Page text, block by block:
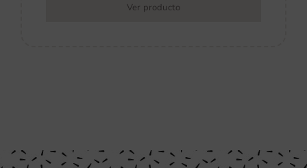
Ver producto